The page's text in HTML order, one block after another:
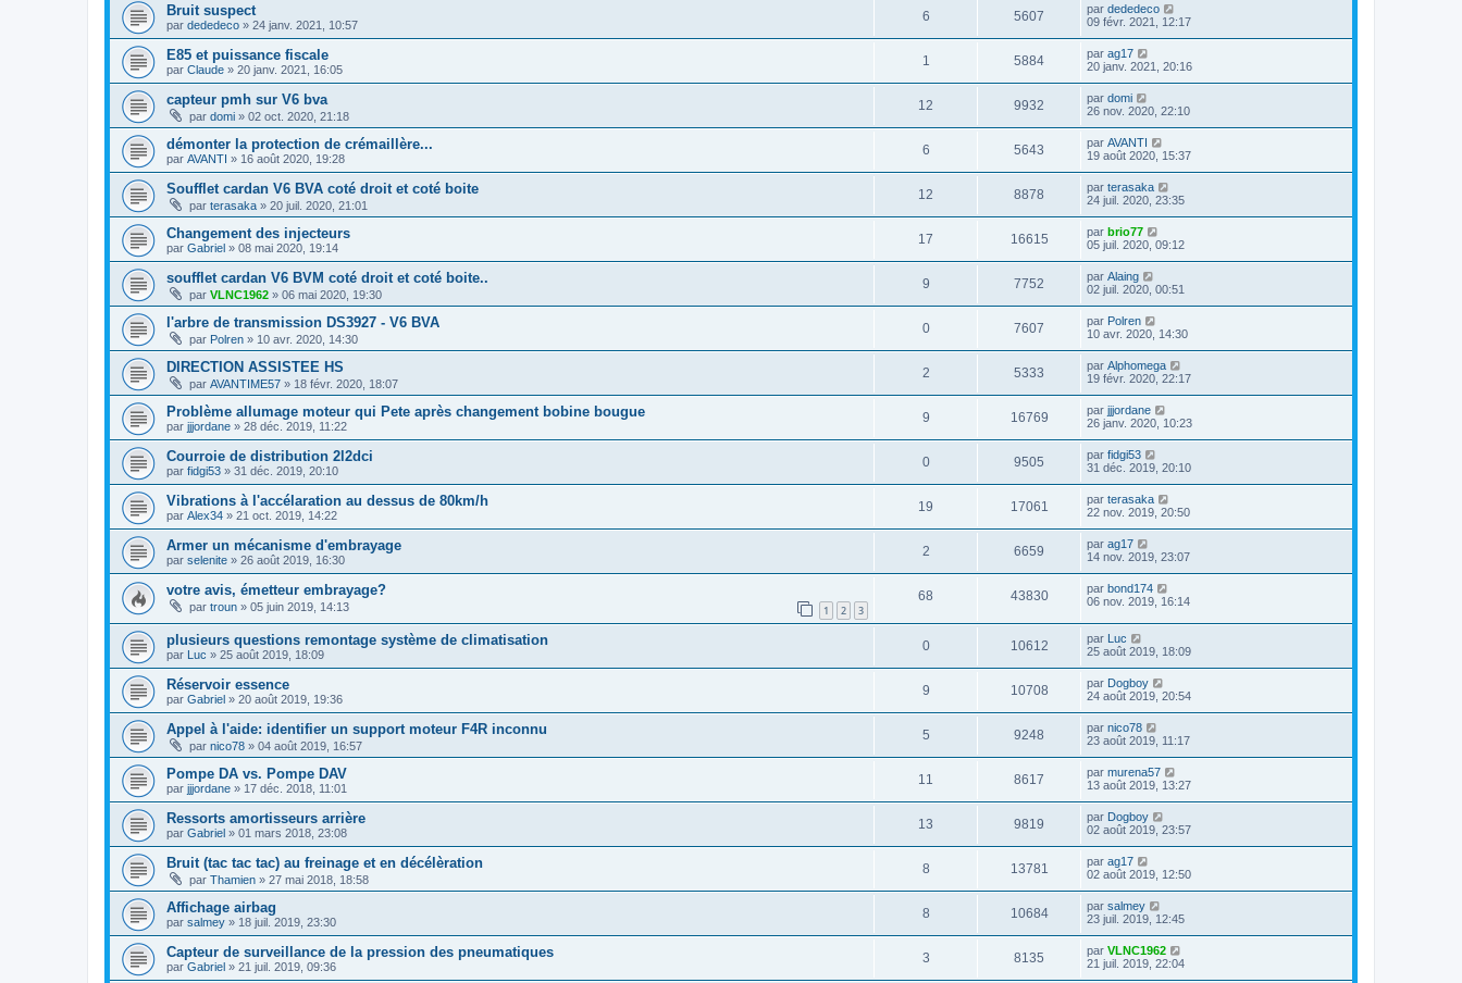
Bruit suspect
par dededeco » 24 janv. 2021, 10:57
6 5607 par dededeco
09 févr. 2021, 12:17
E85 et puissance fiscale
par Claude » 20 janv. 2021, 16:05
1 5884 par ag17
20 janv. 2021, 20:16
capteur pmh sur V6 bva
par domi » 02 oct. 2020, 21:18
12 9932 par domi
26 nov. 2020, 22:10
démonter la protection de crémaillère...
par AVANTI » 16 août 2020, 19:28
6 5643 par AVANTI
19 août 2020, 15:37
Soufflet cardan V6 BVA coté droit et coté boite
par terasaka » 20 juil. 2020, 21:01
12 8878 par terasaka
24 juil. 2020, 23:35
Changement des injecteurs
par Gabriel » 08 mai 2020, 19:14
17 16615 par brio77
05 juil. 2020, 09:12
soufflet cardan V6 BVM coté droit et coté boite..
par VLNC1962 » 06 mai 2020, 19:30
9 7752 par Alaing
02 juil. 2020, 00:51
l'arbre de transmission DS3927 - V6 BVA
par Polren » 10 avr. 2020, 14:30
0 7607 par Polren
10 avr. 2020, 14:30
DIRECTION ASSISTEE HS
par AVANTIME57 » 18 févr. 2020, 18:07
2 5333 par Alphomega
19 févr. 2020, 22:17
Problème allumage moteur qui Pete après changement bobine bougue
par jjjordane » 28 déc. 2019, 11:22
9 16769 par jjjordane
26 janv. 2020, 10:23
Courroie de distribution 2l2dci
par fidgi53 » 31 déc. 2019, 20:10
0 9505 par fidgi53
31 déc. 2019, 20:10
Vibrations à l'accélaration au dessus de 80km/h
par Alex34 » 21 oct. 2019, 14:22
19 17061 par terasaka
22 nov. 2019, 20:50
Armer un mécanisme d'embrayage
par selenite » 26 août 2019, 16:30
2 6659 par ag17
14 nov. 2019, 23:07
votre avis, émetteur embrayage?
par troun » 05 juin 2019, 14:13 1 2 3
68 43830 par bond174
06 nov. 2019, 16:14
plusieurs questions remontage système de climatisation
par Luc » 25 août 2019, 18:09
0 10612 par Luc
25 août 2019, 18:09
Réservoir essence
par Gabriel » 20 août 2019, 19:36
9 10708 par Dogboy
24 août 2019, 20:54
Appel à l'aide: identifier un support moteur F4R inconnu
par nico78 » 04 août 2019, 16:57
5 9248 par nico78
23 août 2019, 11:17
Pompe DA vs. Pompe DAV
par jjjordane » 17 déc. 2018, 11:01
11 8617 par murena57
13 août 2019, 13:27
Ressorts amortisseurs arrière
par Gabriel » 01 mars 2018, 23:08
13 9819 par Dogboy
02 août 2019, 23:57
Bruit (tac tac tac) au freinage et en décélèration
par Thamien » 27 mai 2018, 18:58
8 13781 par ag17
02 août 2019, 12:50
Affichage airbag
par salmey » 18 juil. 2019, 23:30
8 10684 par salmey
23 juil. 2019, 12:45
Capteur de surveillance de la pression des pneumatiques
par Gabriel » 21 juil. 2019, 09:36
3 8135 par VLNC1962
21 juil. 2019, 22:04